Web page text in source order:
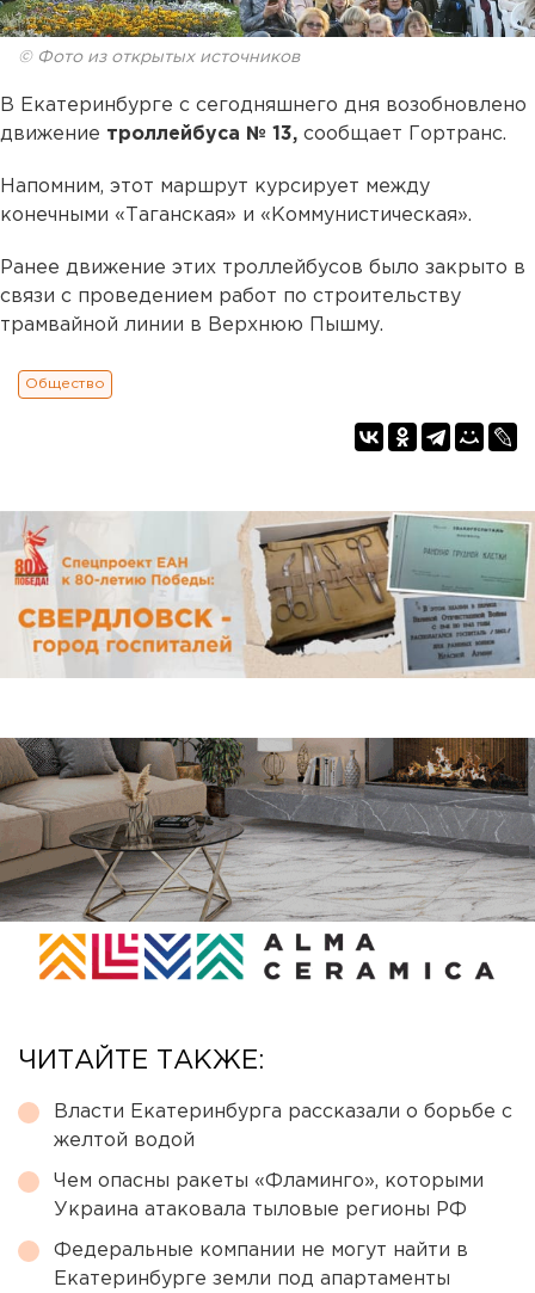
© Фото из открытых источников
В Екатеринбурге с сегодняшнего дня возобновлено
движение троллейбуса № 13, сообщает Гортранс.
Напомним, этот маршрут курсирует между
конечными «Таганская» и «Коммунистическая».
Ранее движение этих троллейбусов было закрыто в
связи с проведением работ по строительству
трамвайной линии в Верхнюю Пышму.
Общество
ЧИТАЙТЕ ТАКЖЕ:
Власти Екатеринбурга рассказали о борьбе с
желтой водой
Чем опасны ракеты «Фламинго», которыми
Украина атаковала тыловые регионы РФ
Федеральные компании не могут найти в
Екатеринбурге земли под апартаменты